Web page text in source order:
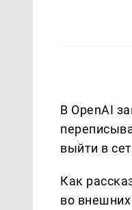
В OpenAI
выйти в
Как
во